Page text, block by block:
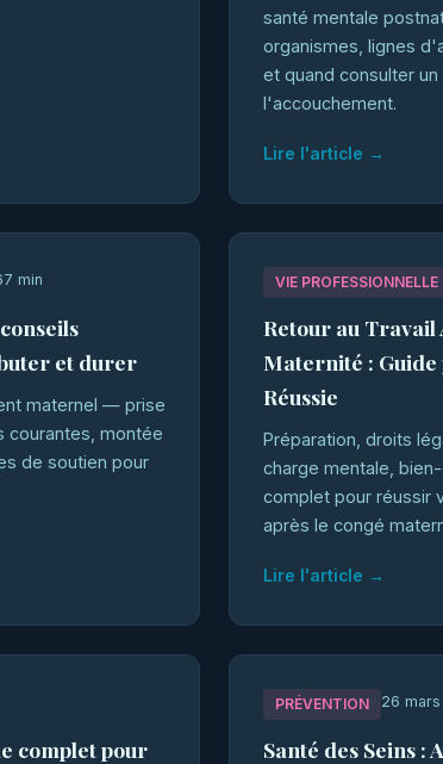
santé mentale
organismes, lignes
et quand consulter
l'accouchement.
Lire l'article →
7 min
et durer
maternel — prise
courantes, montée
de soutien pour
VIE PROFESSIONNELLE
Retour au Travail
Maternité :
Réussie
Préparation, droits
charge mentale,
complet pour réussir
après le congé
Lire l'article →
complet pour
PRÉVENTION 26
Santé des Seins :